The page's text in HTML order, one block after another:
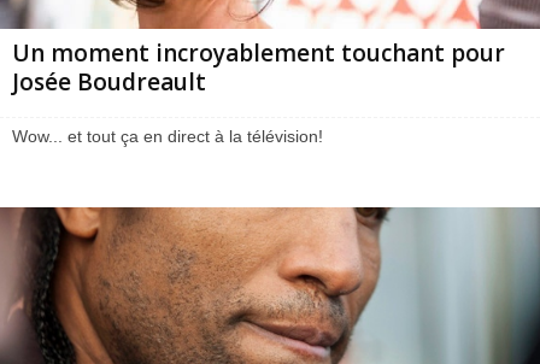
Un moment incroyablement touchant pour
Josée Boudreault
Wow... et tout ça en direct à la télévision!